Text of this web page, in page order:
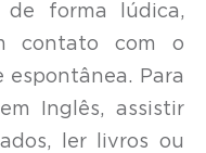
forma lúdica,
contato com o
Para
Inglês, assistir
ler livros ou